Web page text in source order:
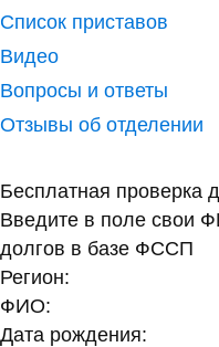
Список приставов
Видео
Вопросы и ответы
Отзывы об отделении
Бесплатная проверка
Введите в поле свои
долгов в базе ФССП
Регион:
ФИО:
Дата рождения: